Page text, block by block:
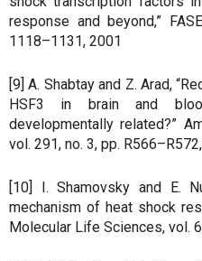
response and beyond,”
1118–1131, 2001
[9] A. Shabtay and Z. Arad,
HSF3 in brain and
developmentally related?”
vol. 291, no. 3, pp.
[10] I. Shamovsky and E.
mechanism of heat shock
Molecular Life Sciences, vol.